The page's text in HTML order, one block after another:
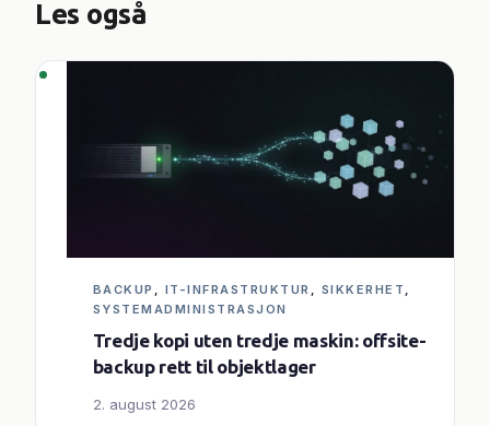
Les også
BACKUP , IT-INFRASTRUKTUR , SIKKERHET
SYSTEMADMINISTRASJON
Tredje kopi uten tredje maskin: offsite-
backup rett til objektlager
2. august 2026